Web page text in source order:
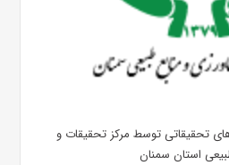
های تحقیقاتی توسط مرکز تحقیقات و
استان سمنان